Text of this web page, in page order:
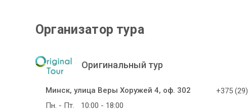
Организатор тура
Оригинальный тур
Минск, улица Веры Хоружей 4, оф. 302
Пн. - Пт.
10:00 - 18:00
+375 (29)